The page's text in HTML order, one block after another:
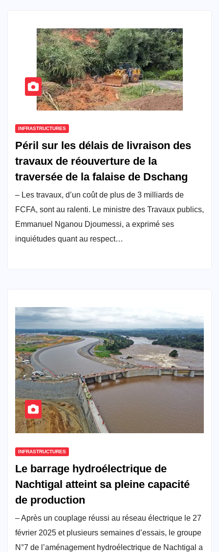
INFRASTRUCTURES
Péril sur les délais de livraison des
travaux de réouverture de la
traversée de la falaise de Dschang
– Les travaux, d’un coût de plus de 3 milliards de
FCFA, sont au ralenti. Le ministre des Travaux publics,
Emmanuel Nganou Djoumessi, a exprimé ses
inquiétudes quant au respect…
INFRASTRUCTURES
Le barrage hydroélectrique de
Nachtigal atteint sa pleine capacité
de production
– Après un couplage réussi au réseau électrique le 27
février 2025 et plusieurs semaines d’essais, le groupe
N°7 de l’aménagement hydroélectrique de Nachtigal a